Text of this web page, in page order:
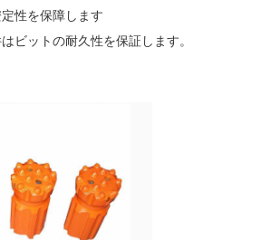
性を保障します
ビットの耐久性を保証します。